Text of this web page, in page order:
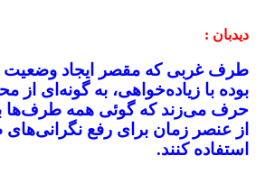
دیدبان :
طرف غربی که مقصر ایجاد وضعیت
بوده با زیاده‌خواهی، به گونه‌ای از
حرف می‌زند که گوئی همه طرف‌ها
از عنصر زمان برای رفع
استفاده کنند.